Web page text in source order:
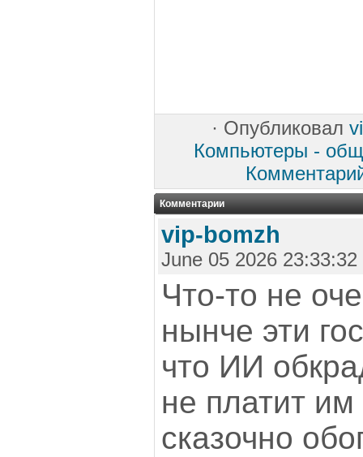
· Опубликовал
Компьютеры -
Комментарии
vip-bomzh
June 05 2026 23:33:32
Что-то не
нынче эти
что ИИ
не платит
сказочно